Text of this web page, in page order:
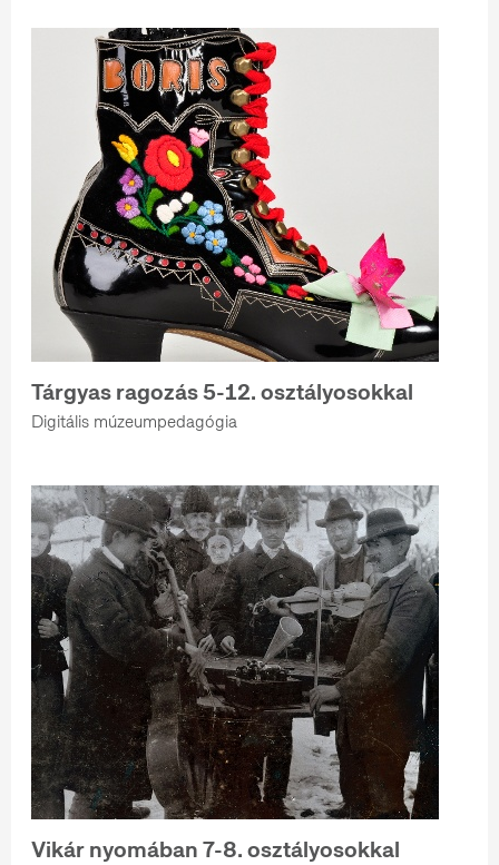
Tárgyas ragozás 5-12. osztályosokkal
Digitális múzeumpedagógia
Vikár nyomában 7-8. osztályosokkal